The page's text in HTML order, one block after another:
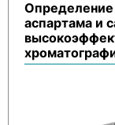
Определение
аспартама и